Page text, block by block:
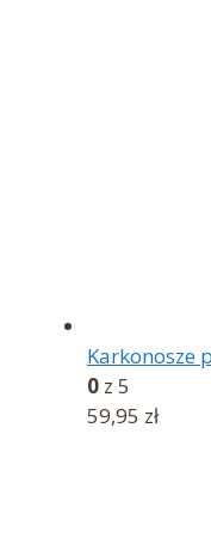
Karkonosze
0 z 5
59,95 zł